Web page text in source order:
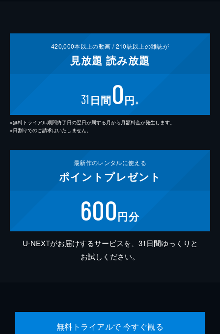
420,000本以上の動画 /210誌以上の雑誌が
見放題 読み放題
31 日間0円 ※
※無料トライアル期間終了日の翌日が属する月から月額料金が発生します。
※日割りでのご請求はいたしません。
最新作のレンタルに使える
ポイント プレゼント
600円分
U-NEXTがお届けするサービスを、31日間ゆっくりと
お試しください。
無料トライアルで 今すぐ観る